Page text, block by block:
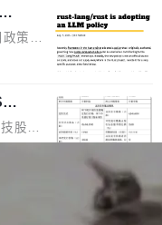
互联
进一
数
每周
试
95.
类专
包装
的设
策，
这不
纳，
献最
LLM
用来
股份
，杭